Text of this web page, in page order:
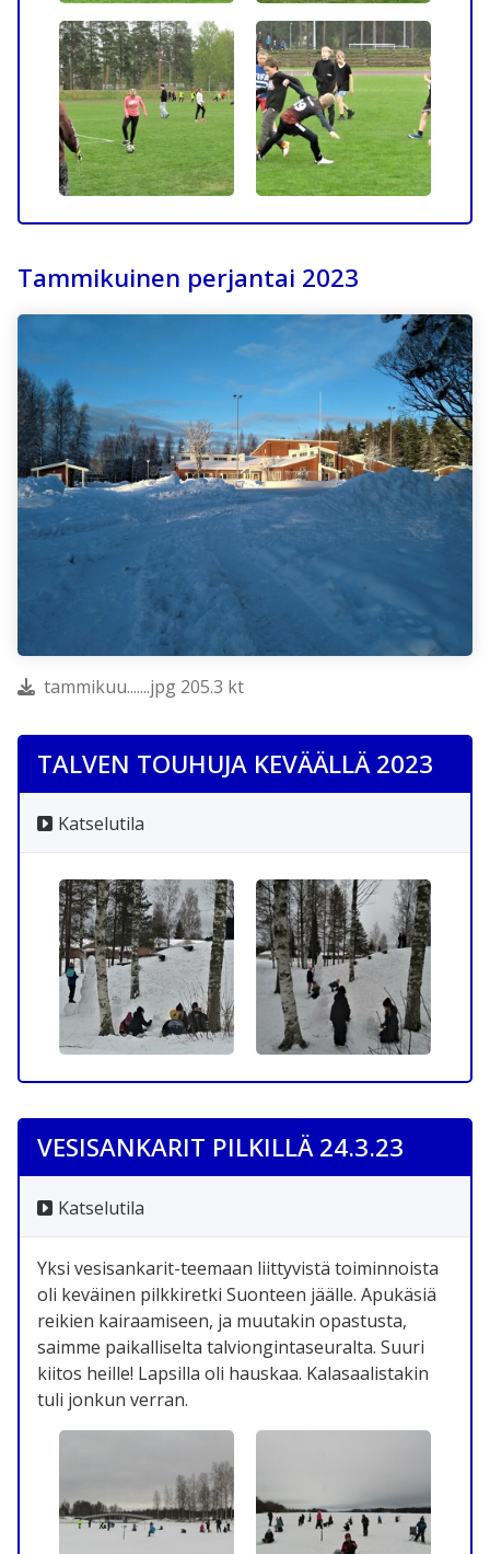
Tammikuinen perjantai 2023
tammikuu.......jpg 205.3 kt
TALVEN TOUHUJA KEVÄÄLLÄ 2023
Katselutila
VESISANKARIT PILKILLÄ 24.3.23
Katselutila
Yksi vesisankarit-teemaan liittyvistä toiminnoista
oli keväinen pilkkiretki Suonteen jäälle. Apukäsiä
reikien kairaamiseen, ja muutakin opastusta,
saimme paikalliselta talviongintaseuralta. Suuri
kiitos heille! Lapsilla oli hauskaa. Kalasaalistakin
tuli jonkun verran.